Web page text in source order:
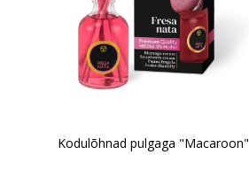
Kodulõhnad pulgaga "Macaroon"